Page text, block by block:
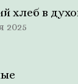
хлеб в
2025